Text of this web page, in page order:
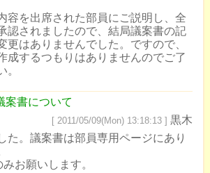
容を出席された部員にご説明し、全
認されましたので、結局議案書の記
更はありませんでした。ですので、
成するつもりはありませんのでご了
。
案書について
[ 2011/05/09(Mon) 13:18:13 ] 黒木
た。議案書は部員専用ページにあり
みお願いします。